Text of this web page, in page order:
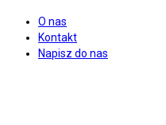
O nas
Kontakt
Napisz do nas